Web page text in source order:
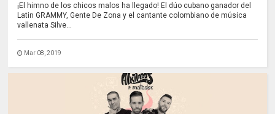
¡El himno de los chicos malos ha llegado! El dúo cubano ganador del
Latin GRAMMY, Gente De Zona y el cantante colombiano de música
vallenata Silve...
Mar 08, 2019